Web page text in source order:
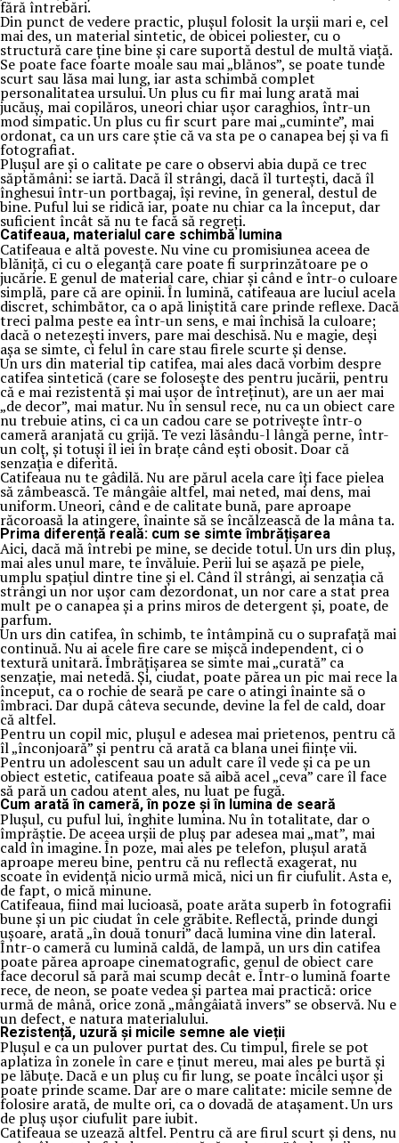
fără întrebări.
Din punct de vedere practic, plușul folosit la urșii mari e, cel
mai des, un material sintetic, de obicei poliester, cu o
structură care ține bine și care suportă destul de multă viață.
Se poate face foarte moale sau mai „blănos”, se poate tunde
scurt sau lăsa mai lung, iar asta schimbă complet
personalitatea ursului. Un plus cu fir mai lung arată mai
jucăuș, mai copilăros, uneori chiar ușor caraghios, într-un
mod simpatic. Un plus cu fir scurt pare mai „cuminte”, mai
ordonat, ca un urs care știe că va sta pe o canapea bej și va fi
fotografiat.
Plușul are și o calitate pe care o observi abia după ce trec
săptămâni: se iartă. Dacă îl strângi, dacă îl turtești, dacă îl
înghesui într-un portbagaj, își revine, în general, destul de
bine. Puful lui se ridică iar, poate nu chiar ca la început, dar
suficient încât să nu te facă să regreți.
Catifeaua, materialul care schimbă lumina
Catifeaua e altă poveste. Nu vine cu promisiunea aceea de
blăniță, ci cu o eleganță care poate fi surprinzătoare pe o
jucărie. E genul de material care, chiar și când e într-o culoare
simplă, pare că are opinii. În lumină, catifeaua are luciul acela
discret, schimbător, ca o apă liniștită care prinde reflexe. Dacă
treci palma peste ea într-un sens, e mai închisă la culoare;
dacă o netezești invers, pare mai deschisă. Nu e magie, deși
așa se simte, ci felul în care stau firele scurte și dense.
Un urs din material tip catifea, mai ales dacă vorbim despre
catifea sintetică (care se folosește des pentru jucării, pentru
că e mai rezistentă și mai ușor de întreținut), are un aer mai
„de decor”, mai matur. Nu în sensul rece, nu ca un obiect care
nu trebuie atins, ci ca un cadou care se potrivește într-o
cameră aranjată cu grijă. Te vezi lăsându-l lângă perne, într-
un colț, și totuși îl iei în brațe când ești obosit. Doar că
senzația e diferită.
Catifeaua nu te gâdilă. Nu are părul acela care îți face pielea
să zâmbească. Te mângâie altfel, mai neted, mai dens, mai
uniform. Uneori, când e de calitate bună, pare aproape
răcoroasă la atingere, înainte să se încălzească de la mâna ta.
Prima diferență reală: cum se simte îmbrățișarea
Aici, dacă mă întrebi pe mine, se decide totul. Un urs din pluș,
mai ales unul mare, te învăluie. Perii lui se așază pe piele,
umplu spațiul dintre tine și el. Când îl strângi, ai senzația că
strângi un nor ușor cam dezordonat, un nor care a stat prea
mult pe o canapea și a prins miros de detergent și, poate, de
parfum.
Un urs din catifea, în schimb, te întâmpină cu o suprafață mai
continuă. Nu ai acele fire care se mișcă independent, ci o
textură unitară. Îmbrățișarea se simte mai „curată” ca
senzație, mai netedă. Și, ciudat, poate părea un pic mai rece la
început, ca o rochie de seară pe care o atingi înainte să o
îmbraci. Dar după câteva secunde, devine la fel de cald, doar
că altfel.
Pentru un copil mic, plușul e adesea mai prietenos, pentru că
îl „înconjoară” și pentru că arată ca blana unei ființe vii.
Pentru un adolescent sau un adult care îl vede și ca pe un
obiect estetic, catifeaua poate să aibă acel „ceva” care îl face
să pară un cadou atent ales, nu luat pe fugă.
Cum arată în cameră, în poze și în lumina de seară
Plușul, cu puful lui, înghite lumina. Nu în totalitate, dar o
împrăștie. De aceea urșii de pluș par adesea mai „mat”, mai
cald în imagine. În poze, mai ales pe telefon, plușul arată
aproape mereu bine, pentru că nu reflectă exagerat, nu
scoate în evidență nicio urmă mică, nici un fir ciufulit. Asta e,
de fapt, o mică minune.
Catifeaua, fiind mai lucioasă, poate arăta superb în fotografii
bune și un pic ciudat în cele grăbite. Reflectă, prinde dungi
ușoare, arată „în două tonuri” dacă lumina vine din lateral.
Într-o cameră cu lumină caldă, de lampă, un urs din catifea
poate părea aproape cinematografic, genul de obiect care
face decorul să pară mai scump decât e. Într-o lumină foarte
rece, de neon, se poate vedea și partea mai practică: orice
urmă de mână, orice zonă „mângâiată invers” se observă. Nu e
un defect, e natura materialului.
Rezistență, uzură și micile semne ale vieții
Plușul e ca un pulover purtat des. Cu timpul, firele se pot
aplatiza în zonele în care e ținut mereu, mai ales pe burtă și
pe lăbuțe. Dacă e un pluș cu fir lung, se poate încâlci ușor și
poate prinde scame. Dar are o mare calitate: micile semne de
folosire arată, de multe ori, ca o dovadă de atașament. Un urs
de pluș ușor ciufulit pare iubit.
Catifeaua se uzează altfel. Pentru că are firul scurt și dens, nu